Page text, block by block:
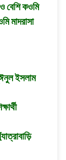
বেশি কওমি
মাদরাসা
ইসলাম